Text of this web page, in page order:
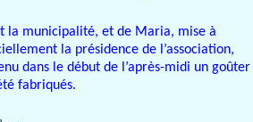
la municipalité, et de Maria, mise à
la présidence de l’association,
dans le début de l’après-midi un goûter
fabriqués.